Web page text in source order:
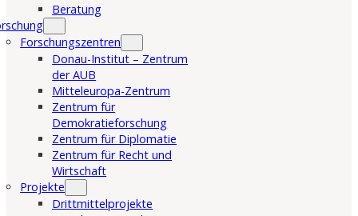
Beratung
Forschungszentren
Donau-Institut – Zentrum
der AUB
Mitteleuropa-Zentrum
Zentrum für
Demokratieforschung
Zentrum für Diplomatie
Zentrum für Recht und
Wirtschaft
Projekte
Drittmittelprojekte